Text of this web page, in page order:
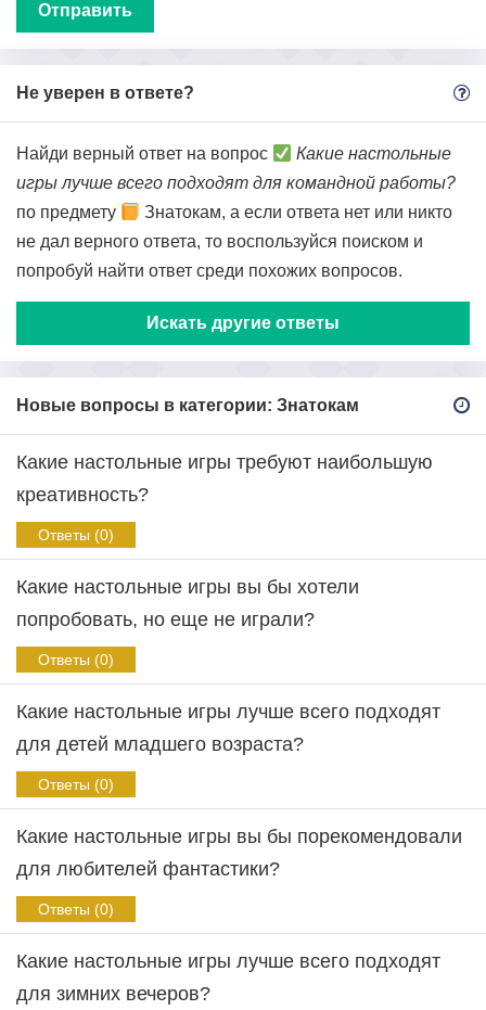
Не уверен в ответе?
Найди верный ответ на вопрос
Какие настольные
игры лучше всего подходят для командной работы?
по предмету
Знатокам, а если ответа нет или никто
не дал верного ответа, то воспользуйся поиском и
попробуй найти ответ среди похожих вопросов.
Искать другие ответы
Новые вопросы в категории: Знатокам
Какие настольные игры требуют наибольшую
креативность?
Ответы (0)
Какие настольные игры вы бы хотели
попробовать, но еще не играли?
Ответы (0)
Какие настольные игры лучше всего подходят
для детей младшего возраста?
Ответы (0)
Какие настольные игры вы бы порекомендовали
для любителей фантастики?
Ответы (0)
Какие настольные игры лучше всего подходят
для зимних вечеров?